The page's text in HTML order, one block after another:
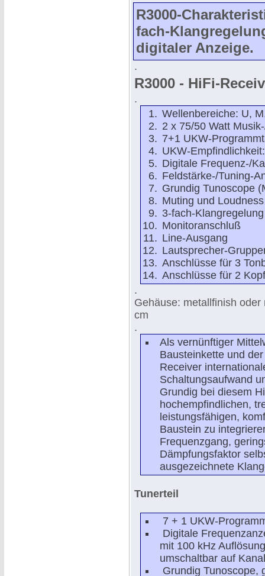
R3000-
fach-
digitaler Anzeige.
.
R3000 - HiFi-
.
Wellenbereiche: U,
2 x 75/50 Watt
7+1 UKW-
UKW-
Digitale Frequenz-/
Feldstärke-/Tuning-
Grundig Tunoscope
Muting und Loudness
3-fach-Klangregelung
Monitoranschluß
Line-Ausgang
Lautsprecher-
Anschlüsse für 3
Anschlüsse für 2
.
Gehäuse: metallfinish
cm
.
Als vernünftiger
Bausteinkette und
Receiver
Schaltungsaufwand
Grundig bei diesem
hochempfindlichen,
leistungsfähigen,
Baustein zu
Frequenzgang,
Dämpfungsfaktor
ausgezeichnete
Tunerteil
7 + 1 UKW-
Digitale
mit 100 kHz
umschaltbar auf
Grundig Tunoscope,